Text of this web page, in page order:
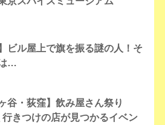
ビル屋上で旗を振る謎の人！そ
…
谷・荻窪】飲み屋さん祭り
行きつけの店が見つかるイベン